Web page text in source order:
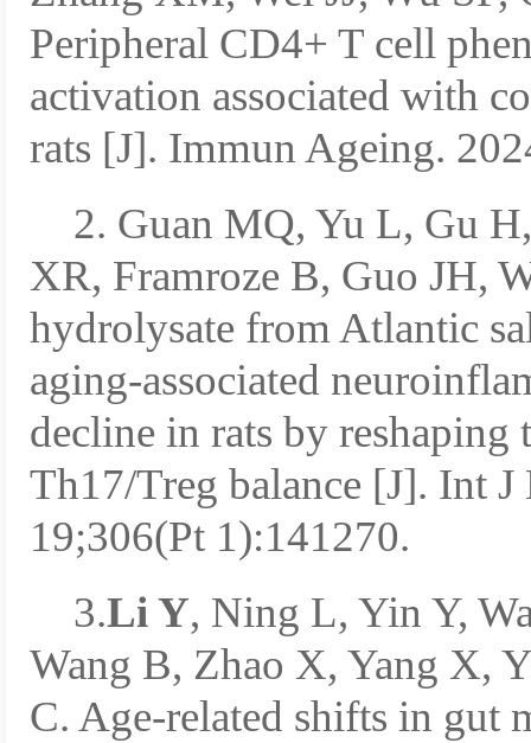
Peripheral CD4+ T cell
activation associated with
rats [J]. Immun Ageing.
2. Guan MQ, Yu L, Gu
XR, Framroze B, Guo JH,
hydrolysate from Atlantic
aging-associated
decline in rats by
Th17/Treg balance [J]. Int
19;306(Pt 1):141270.
3.Li Y, Ning L, Yin Y,
Wang B, Zhao X, Yang X,
C. Age-related shifts in gut